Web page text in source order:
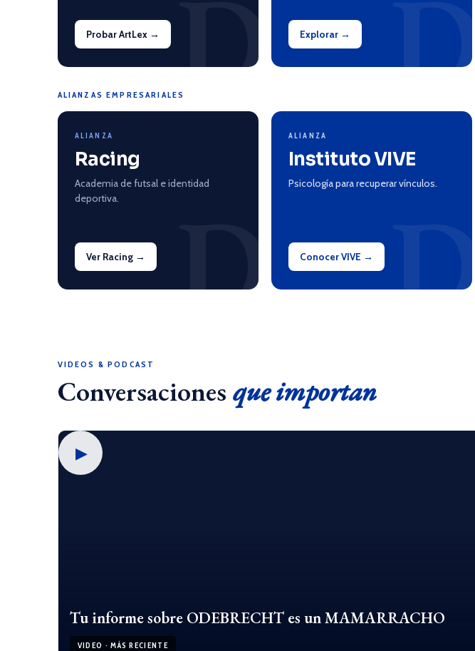
D
Probar ArtLex → D
Explorar →
ALIANZAS EMPRESARIALES
D
ALIANZA
Racing
Academia de futsal e identidad
deportiva.
Ver Racing → D
ALIANZA
Instituto VIVE
Psicología para recuperar vínculos.
Conocer VIVE →
VIDEOS & PODCAST
Conversaciones que importan
▶
Tu informe sobre ODEBRECHT es un MAMARRACHO
VIDEO · MÁS RECIENTE